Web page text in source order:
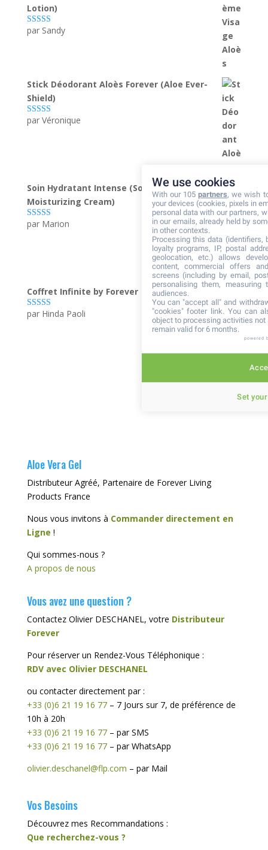
Lotion)
Note5sur 5
par Sandy
Stick Déodorant Aloès Forever (Aloe Ever-
Shield)
Note5sur 5
par Véronique
Soin Hydratant Intense (Sonya Deep
Moisturizing Cream)
Note5sur 5
par Marion
Coffret Infinite by Forever
Note5sur 5
par Hinda Paoli
Aloe Vera Gel
Distributeur Agréé, Partenaire de Forever Living
Products France
Nous vous invitons à Commander directement en
Ligne !
Qui sommes-nous ?
A propos de nous
Vous avez une question ?
Contactez Olivier DESCHANEL, votre Distributeur
Forever
Pour réserver un Rendez-Vous Téléphonique :
RDV avec Olivier DESCHANEL
ou contacter directement par :
+33 (0)6 21 19 16 77– 7 Jours sur 7, de préférence de
10h à 20h
+33 (0)6 21 19 16 77– par SMS
+33 (0)6 21 19 16 77– par WhatsApp
olivier.deschanel@flp.com – par Mail
Vos Besoins
Découvrez mes Recommandations :
Que recherchez-vous ?
We use cookies
With our 105partners, we wish
your devices (cookies, pixels in
personal data with our partners,
in our emails, already held by
in other contexts.
Processing this data (identifiers,
loyalty programs, IP, postal
geolocation, etc.) allows
content, commercial offers
screens (including by email,
personalising them, measuring
audiences.
You can "accept all" and
"cookies" footer link. You can
object to processing activities
remain valid for 6 months.
powered
Set